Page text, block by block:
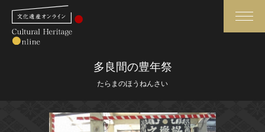
さらに詳細検索
多良間の豊年祭
たらまのほうねんさい